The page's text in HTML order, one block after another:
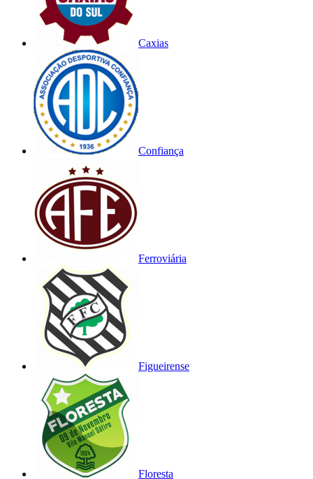
Caxias
Confiança
Ferroviária
Figueirense
Floresta